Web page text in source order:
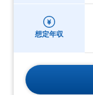
想定年収